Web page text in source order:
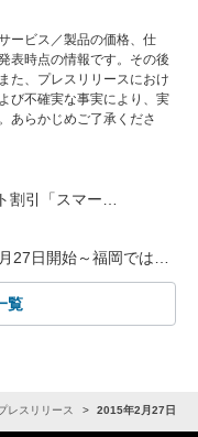
ービス／製品の価格、仕
表時点の情報です。その後
た、プレスリリースにおけ
び不確実な事実により、実
あらかじめご了承くださ
割引「スマー…
27日開始～福岡では…
覧
レスリリース 2015年2月27日